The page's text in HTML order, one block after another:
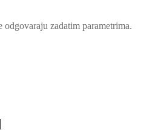
odgovaraju zadatim parametrima.